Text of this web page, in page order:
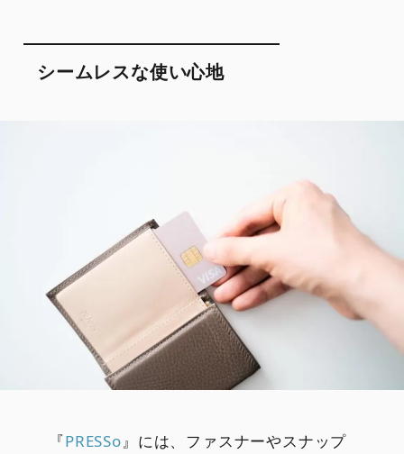
シームレスな使い心地
『PRESSo』には、ファスナーやスナップ